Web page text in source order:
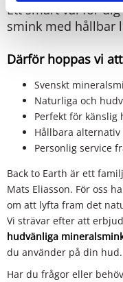
Ett smart val för
smink med hållbar
Därför hoppas vi
Svenskt
Naturliga och
Perfekt för känslig
Hållbara
Personlig service
Back to Earth är ett
Mats Eliasson. För oss
om att lyfta fram det
Vi strävar efter att
hudvänliga
du använder på din hud.
Har du frågor eller